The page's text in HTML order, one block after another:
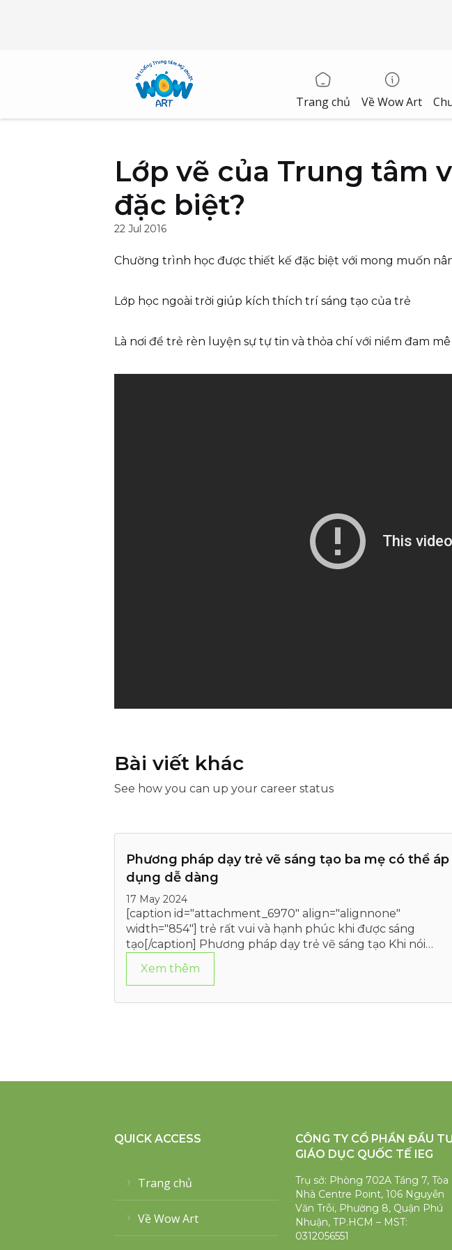
Trang chủ Về Wow Art
Lớp vẽ của Trung tâm
đặc biệt?
22 Jul 2016
Chường trình học được thiết kế đặc biệt với mong muốn
Lớp học ngoài trời giúp kích thích trí sáng tạo của trẻ
Là nơi để trẻ rèn luyện sự tự tin và thỏa chí với niềm đam mê
Bài viết khác
See how you can up your career status
Phương pháp dạy trẻ vẽ sáng tạo ba mẹ có thể áp
dụng dễ dàng
17 May 2024
[caption id="attachment_6970" align="alignnone"
width="854"] trẻ rất vui và hạnh phúc khi được sáng
tạo[/caption] Phương pháp dạy trẻ vẽ sáng tạo Khi nói
Xem thêm
QUICK ACCESS
Trang chủ
Về Wow Art
CÔNG TY CỔ PHẦN ĐẦU
GIÁO DỤC QUỐC TẾ IEG
Trụ sở: Phòng 702A Tầng 7, Tòa
Nhà Centre Point, 106 Nguyễn
Văn Trỗi, Phường 8, Quận Phú
Nhuận, TP.HCM – MST:
0312056551